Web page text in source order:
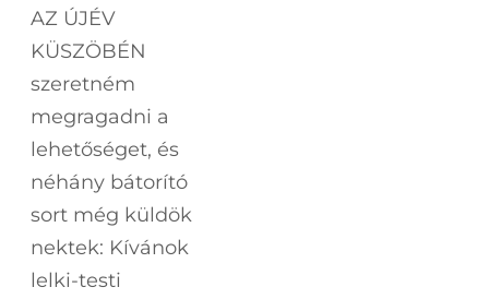
AZ ÚJÉV
KÜSZÖBÉN
szeretném
megragadni a
lehetőséget, és
néhány bátorító
sort még küldök
nektek: Kívánok
lelki-testi